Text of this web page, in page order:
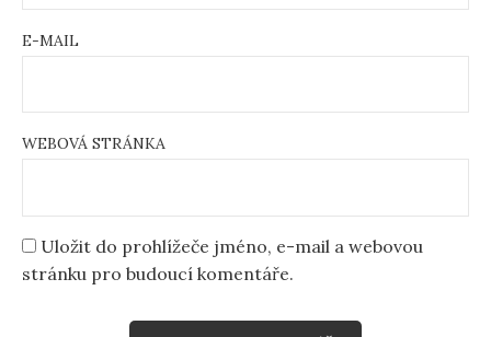
E-MAIL
WEBOVÁ STRÁNKA
Uložit do prohlížeče jméno, e-mail a webovou
stránku pro budoucí komentáře.